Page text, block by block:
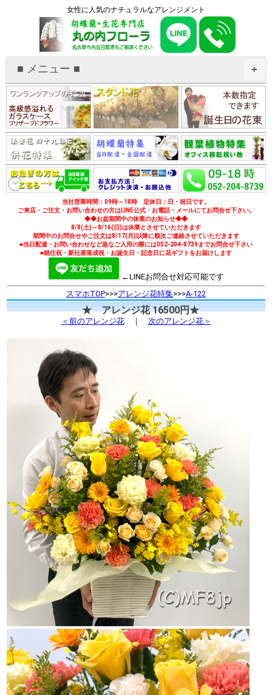
女性に人気のナチュラルなアレンジメント
+
■ メニュー ■
当社営業時間：09時～18時 定休日：日・祝日です。
ご来店・ご注文・お問い合わせの方はLINE公式・お電話・メールにてお問合せ下さい。
◆◆お盆期間中の休業のお知らせ◆◆
8/8(土)～8/16(日)は休業とさせていただきます
期間中のお問合せやご注文は8/17(月)以降に順次ご連絡させていただきます
■当日配達・お問い合わせなど急なご入用の際には052-204-8739までお問合せ下さい
■就任祝・新社屋落成祝・お誕生日・記念日に花ギフトをお届けします
←LINEお問合せ対応可能です
スマホTOP>>>アレンジ花特集>>>A-122
★ アレンジ花 16500円★
＜前のアレンジ花｜ 次のアレンジ花＞